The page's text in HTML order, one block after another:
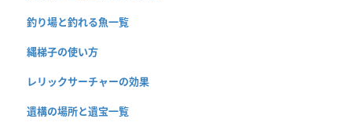
釣り場と釣れる魚一覧
縄梯子の使い方
レリックサーチャーの効果
遺構の場所と遺宝一覧